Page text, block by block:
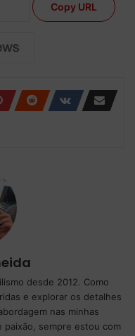
Copy URL
desde 2012. Como
e explorar os detalhes
nas minhas
paixão, sempre estou com